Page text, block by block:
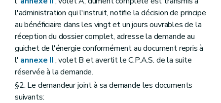
l'administration qui l'instruit, notifie la décision de principe
au bénéficiaire dans les vingt et un jours ouvrables de la
réception du dossier complet, adresse la demande au
guichet de l'énergie conformément au document repris à
l' annexe II , volet B et avertit le C.P.A.S. de la suite
réservée à la demande.
§2. Le demandeur joint à sa demande les documents
suivants: